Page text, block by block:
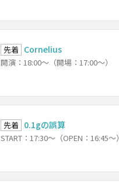
先着 Cornelius
開演：18:00～（開場：17:00～）
先着 0.1gの誤算
START：17:30～（OPEN：16:45～）